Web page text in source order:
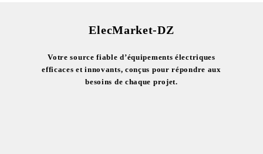
ElecMarket-DZ
Votre source fiable d’équipements électriques
efficaces et innovants, conçus pour répondre aux
besoins de chaque projet.